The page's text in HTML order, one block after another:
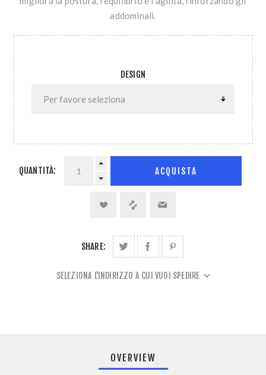
addominali.
DESIGN
QUANTITÀ: ACQUISTA
SHARE:
SELEZIONA L'INDIRIZZO A CUI VUOI SPEDIRE
OVERVIEW